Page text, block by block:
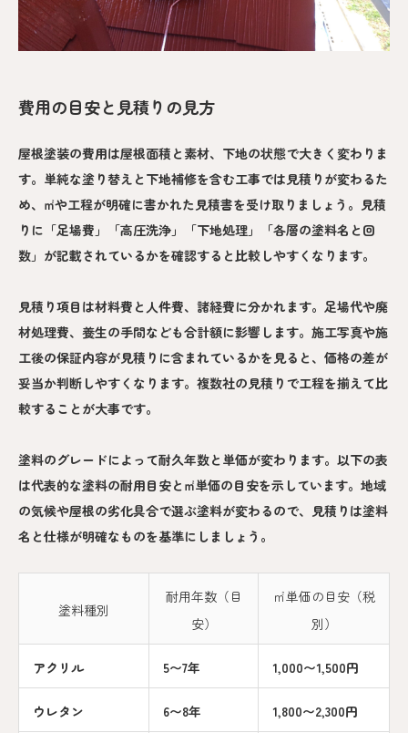
費用の目安と見積りの見方
屋根塗装の費用は屋根面積と素材、下地の状態で大きく変わりま
す。単純な塗り替えと下地補修を含む工事では見積りが変わるた
め、㎡や工程が明確に書かれた見積書を受け取りましょう。見積
りに「足場費」「高圧洗浄」「下地処理」「各層の塗料名と回
数」が記載されているかを確認すると比較しやすくなります。
見積り項目は材料費と人件費、諸経費に分かれます。足場代や廃
材処理費、養生の手間なども合計額に影響します。施工写真や施
工後の保証内容が見積りに含まれているかを見ると、価格の差が
妥当か判断しやすくなります。複数社の見積りで工程を揃えて比
較することが大事です。
塗料のグレードによって耐久年数と単価が変わります。以下の表
は代表的な塗料の耐用目安と㎡単価の目安を示しています。地域
の気候や屋根の劣化具合で選ぶ塗料が変わるので、見積りは塗料
名と仕様が明確なものを基準にしましょう。
塗料種別
耐用年数（目
安）
㎡単価の目安（税
別）
アクリル 5〜7年 1,000〜1,500円
ウレタン 6〜8年 1,800〜2,300円